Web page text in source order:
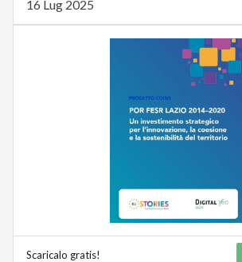
16 Lug 2025
Scaricalo gratis!